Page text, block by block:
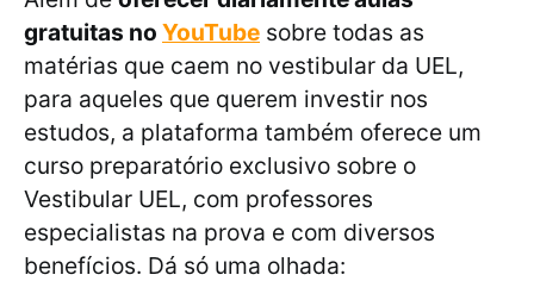
gratuitas no YouTube sobre todas as
matérias que caem no vestibular da UEL,
para aqueles que querem investir nos
estudos, a plataforma também oferece um
curso preparatório exclusivo sobre o
Vestibular UEL, com professores
especialistas na prova e com diversos
benefícios. Dá só uma olhada: